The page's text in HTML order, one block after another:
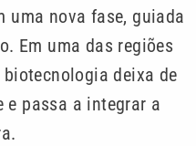
uma nova fase, guiada
Em uma das regiões
deixa de
e passa a integrar a